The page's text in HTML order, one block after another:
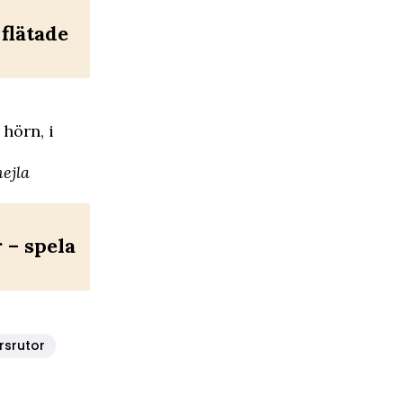
i
spela